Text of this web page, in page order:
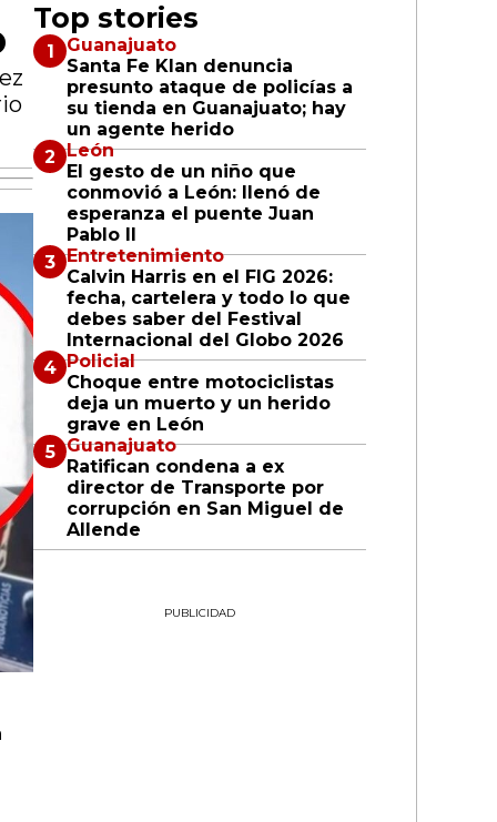
Top stories
Guanajuato
Santa Fe Klan denuncia
presunto ataque de policías a
su tienda en Guanajuato; hay
un agente herido
León
El gesto de un niño que
conmovió a León: llenó de
esperanza el puente Juan
Pablo II
Entretenimiento
Calvin Harris en el FIG 2026:
fecha, cartelera y todo lo que
debes saber del Festival
Internacional del Globo 2026
Policial
Choque entre motociclistas
deja un muerto y un herido
grave en León
Guanajuato
Ratifican condena a ex
director de Transporte por
corrupción en San Miguel de
Allende
PUBLICIDAD